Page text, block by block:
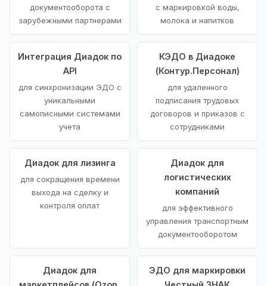
документооборота с
зарубежными партнерами
с маркировкой воды,
молока и напитков
Интеграция Диадок по
API
для синхронизации ЭДО с
уникальными
самописными системами
учета
КЭДО в Диадоке
(Контур.Персонал)
для удаленного
подписания трудовых
договоров и приказов с
сотрудниками
Диадок для лизинга
для сокращения времени
выхода на сделку и
контроля оплат
Диадок для
логистических
компаний
для эффективного
управления транспортным
документооборотом
Диадок для
ЭДО для маркировки